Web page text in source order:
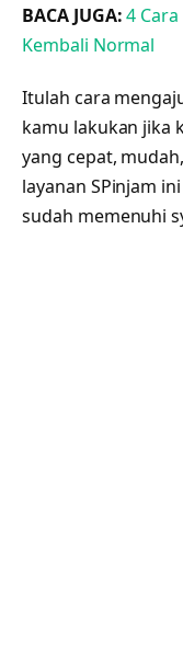
BACA JUGA:4
Kembali Normal
Itulah cara
kamu lakukan jika
yang cepat,
layanan SPinjam
sudah memenuhi